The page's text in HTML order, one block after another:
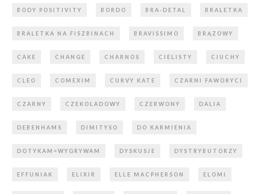
BODY POSITIVITY BORDO BRA-DETAL BRALETKA
BRALETKA NA FISZBINACH BRAVISSIMO BRĄZOWY
CAKE CHANGE CHARNOS CIELISTY CIUCHY
CLEO COMEXIM CURVY KATE CZARNI FAWORYCI
CZARNY CZEKOLADOWY CZERWONY DALIA
DEBENHAMS DIMITYSO DO KARMIENIA
DOTYKAM=WYGRYWAM DYSKUSJE DYSTRYBUTORZY
EFFUNIAK ELIXIR ELLE MACPHERSON ELOMI